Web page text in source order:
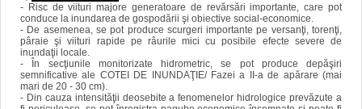
- Risc de viituri majore generatoare de revărsări importante, care pot
conduce la inundarea de gospodării şi obiective social-economice.
- De asemenea, se pot produce scurgeri importante pe versanţi, torenţi,
pâraie şi viituri rapide pe râurile mici cu posibile efecte severe de
inundaţii locale.
- În secţiunile monitorizate hidrometric, se pot produce depăşiri
semnificative ale COTEI DE INUNDAŢIE/ Fazei a II-a de apărare (mai
mari de 20 - 30 cm).
- Din cauza intensităţii deosebite a fenomenelor hidrologice prevăzute a